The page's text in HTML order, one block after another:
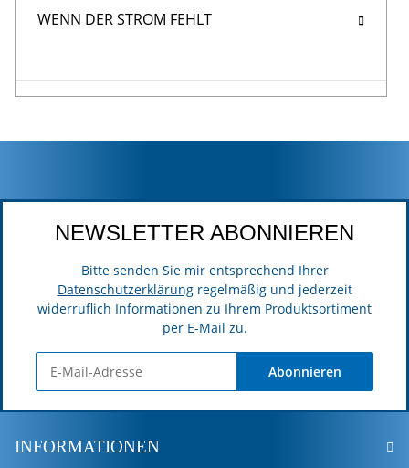
WENN DER STROM FEHLT
NEWSLETTER ABONNIEREN
Bitte senden Sie mir entsprechend Ihrer
Datenschutzerklärungregelmäßig und jederzeit
widerruflich Informationen zu Ihrem Produktsortiment
per E-Mail zu.
Abonnieren
INFORMATIONEN